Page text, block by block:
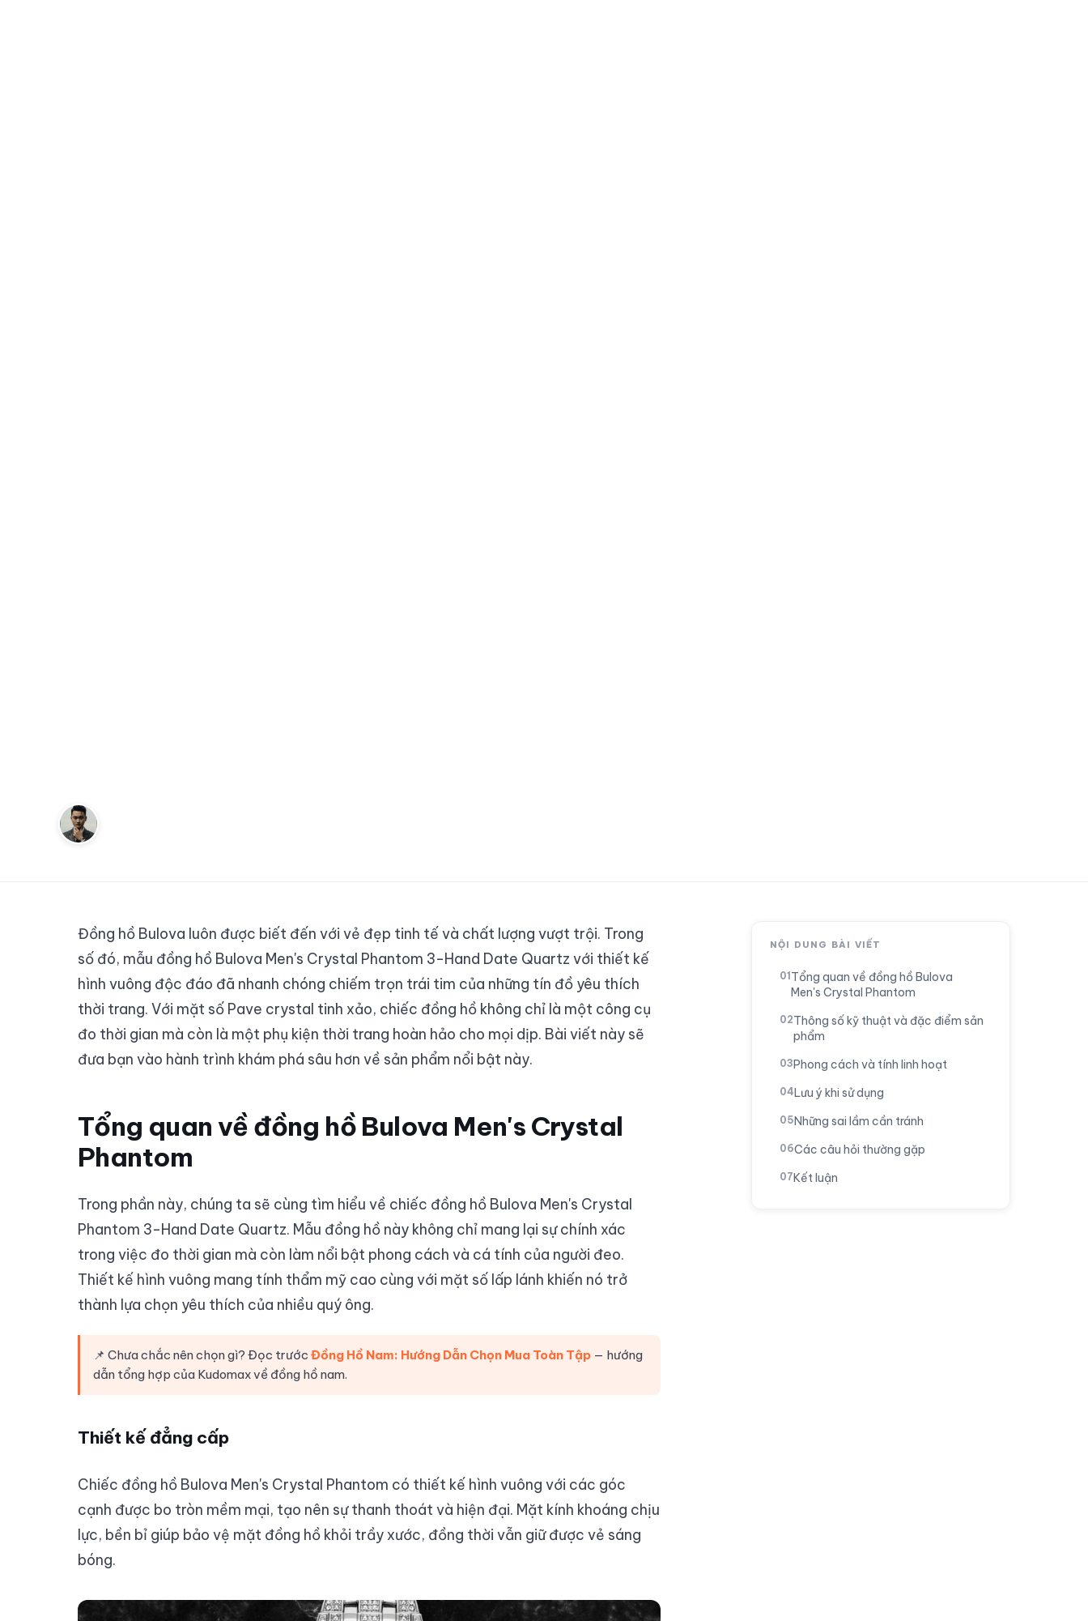
Đồng hồ Bulova luôn được biết đến với vẻ đẹp tinh tế và chất lượng vượt trội. Trong
số đó, mẫu đồng hồ Bulova Men's Crystal Phantom 3-Hand Date Quartz với thiết kế
hình vuông độc đáo đã nhanh chóng chiếm trọn trái tim của những tín đồ yêu thích
thời trang. Với mặt số Pave crystal tinh xảo, chiếc đồng hồ không chỉ là một công cụ
đo thời gian mà còn là một phụ kiện thời trang hoàn hảo cho mọi dịp. Bài viết này sẽ
đưa bạn vào hành trình khám phá sâu hơn về sản phẩm nổi bật này.
Tổng quan về đồng hồ Bulova Men's Crystal
Phantom
Trong phần này, chúng ta sẽ cùng tìm hiểu về chiếc đồng hồ Bulova Men's Crystal
Phantom 3-Hand Date Quartz. Mẫu đồng hồ này không chỉ mang lại sự chính xác
trong việc đo thời gian mà còn làm nổi bật phong cách và cá tính của người đeo.
Thiết kế hình vuông mang tính thẩm mỹ cao cùng với mặt số lấp lánh khiến nó trở
thành lựa chọn yêu thích của nhiều quý ông.
📌 Chưa chắc nên chọn gì? Đọc trước Đồng Hồ Nam: Hướng Dẫn Chọn Mua Toàn Tập — hướng
dẫn tổng hợp của Kudomax về đồng hồ nam.
Thiết kế đẳng cấp
Chiếc đồng hồ Bulova Men's Crystal Phantom có thiết kế hình vuông với các góc
cạnh được bo tròn mềm mại, tạo nên sự thanh thoát và hiện đại. Mặt kính khoáng chịu
lực, bền bỉ giúp bảo vệ mặt đồng hồ khỏi trầy xước, đồng thời vẫn giữ được vẻ sáng
bóng.
NỘI DUNG BÀI VIẾT
Tổng quan về đồng hồ Bulova
Men's Crystal Phantom
Thông số kỹ thuật và đặc điểm sản
phẩm
Phong cách và tính linh hoạt
Lưu ý khi sử dụng
Những sai lầm cần tránh
Các câu hỏi thường gặp
Kết luận